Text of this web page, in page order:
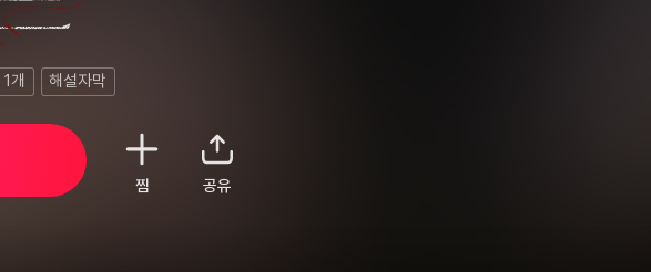
1개 해설자막
찜 공유